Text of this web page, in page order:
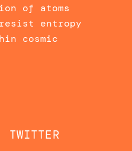
of atoms
entropy
cosmic
TWITTER